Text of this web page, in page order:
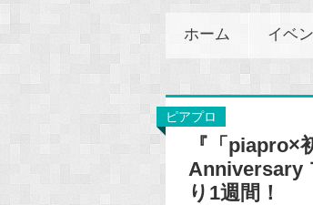
ホーム イベ
ピアプロ
『「
Anniversary
り1週間！